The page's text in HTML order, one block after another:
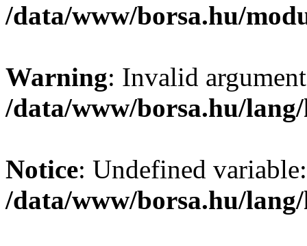
/data/www/borsa.hu/
Warning: Invalid
/data/www/borsa.hu/
Notice: Undefined
/data/www/borsa.hu/